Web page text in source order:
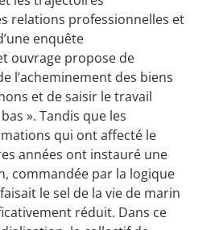
relations professionnelles et
enquête
ouvrage propose de
l’acheminement des biens
et de saisir le travail
». Tandis que les
qui ont affecté le
années ont instauré une
commandée par la logique
le sel de la vie de marin
réduit. Dans ce